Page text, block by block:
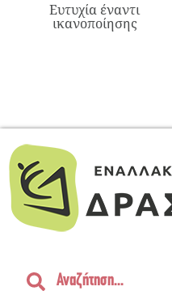
Ευτυχία έναντι
ικανοποίησης